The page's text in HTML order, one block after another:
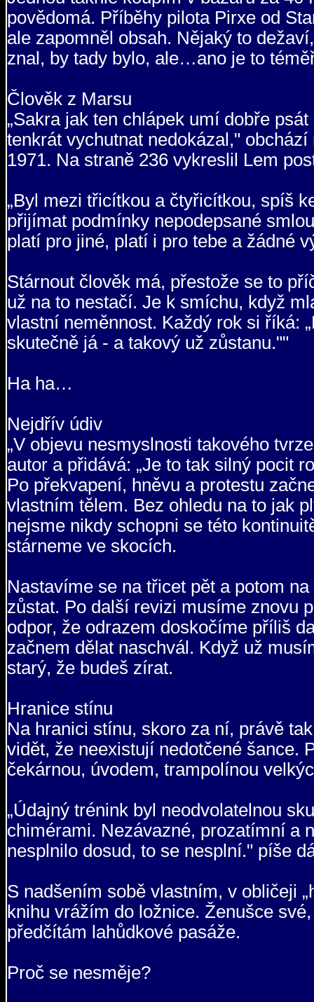
povědomá. Příběhy pilota Pirxe od
ale zapomněl obsah. Nějaký to
znal, by tady bylo, ale…ano je to
Člověk z Marsu
„Sakra jak ten chlápek umí dobře
tenkrát vychutnat nedokázal,"
1971. Na straně 236 vykreslil Lem
„Byl mezi třicítkou a čtyřicítkou, spíš
přijímat podmínky nepodepsané
platí pro jiné, platí i pro tebe a žádné
Stárnout člověk má, přestože se to
už na to nestačí. Je k smíchu, když
vlastní neměnnost. Každý rok si říká:
skutečně já - a takový už zůstanu.""
Ha ha…
Nejdřív údiv
„V objevu nesmyslnosti takového
autor a přidává: „Je to tak silný pocit
Po překvapení, hněvu a protestu
vlastním tělem. Bez ohledu na to jak
nejsme nikdy schopni se této
stárneme ve skocích.
Nastavíme se na třicet pět a potom
zůstat. Po další revizi musíme znovu
odpor, že odrazem doskočíme příliš
začnem dělat naschvál. Když už
starý, že budeš zírat.
Hranice stínu
Na hranici stínu, skoro za ní, právě
vidět, že neexistují nedotčené šance.
čekárnou, úvodem, trampolínou
„Údajný trénink byl neodvolatelnou
chimérami. Nezávazné, prozatímní a
nesplnilo dosud, to se nesplní." píše
S nadšením sobě vlastním, v obličeji
knihu vrážím do ložnice. Ženušce
předčítám lahůdkové pasáže.
Proč se nesměje?